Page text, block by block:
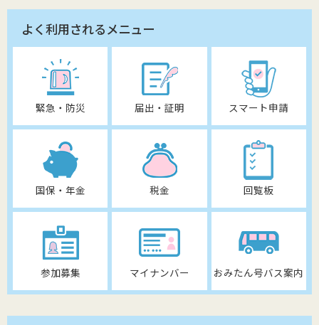
よく利用されるメニュー
緊急・防災 届出・証明 スマート申請
国保・年金 税金 回覧板
参加募集 マイナンバー おみたん号バス案内